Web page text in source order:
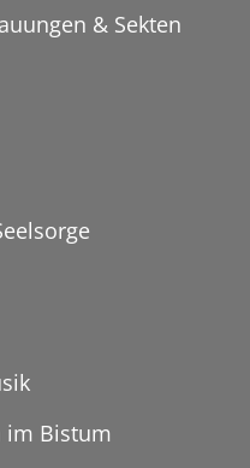
& Sekten
im Bistum